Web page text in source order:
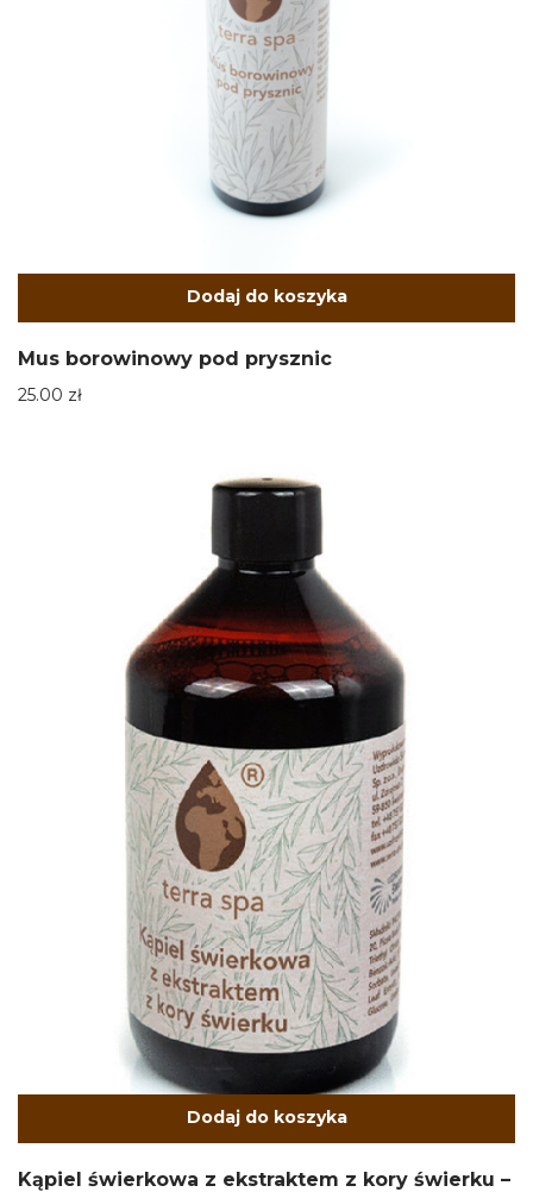
Dodaj do koszyka
Mus borowinowy pod prysznic
25.00 zł
Dodaj do koszyka
Kąpiel świerkowa z ekstraktem z kory świerku –